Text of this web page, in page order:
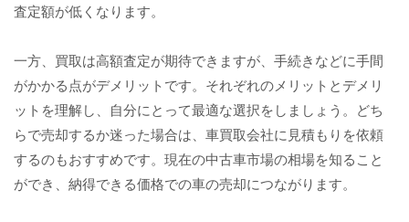
査定額が低くなります。
一方、買取は高額査定が期待できますが、手続きなどに手間
がかかる点がデメリットです。それぞれのメリットとデメリ
ットを理解し、自分にとって最適な選択をしましょう。どち
らで売却するか迷った場合は、車買取会社に見積もりを依頼
するのもおすすめです。現在の中古車市場の相場を知ること
ができ、納得できる価格での車の売却につながります。